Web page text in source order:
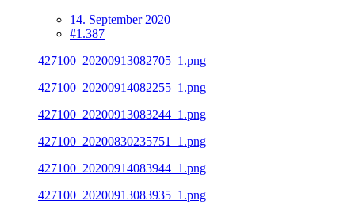
14. September 2020
#1.387
427100_20200913082705_1.png
427100_20200914082255_1.png
427100_20200913083244_1.png
427100_20200830235751_1.png
427100_20200914083944_1.png
427100_20200913083935_1.png